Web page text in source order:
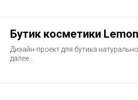
Бутик косметики
Дизайн-проект для бутика
далее...